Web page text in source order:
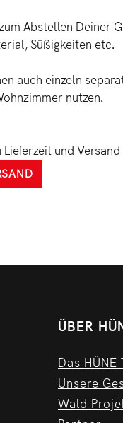
Abstellen Deiner
Süßigkeiten etc.
auch einzeln
nutzen.
und
ÜBER
Das HÜNE
Unsere
Wald